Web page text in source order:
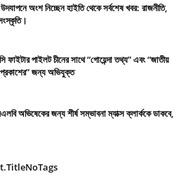
অংশ নিচ্ছেন হাইতি থেকে সর্বশেষ খবর: রাজনীতি,
পাইলট চীনের সাথে “গোয়েন্দা তথ্য” এবং “জাতীয়
প্রকাশের” জন্য অভিযুক্ত
অভিষেকের জন্য শীর্ষ সম্ভাবনা ম্যাক্স ক্লার্ককে ডাকবে,